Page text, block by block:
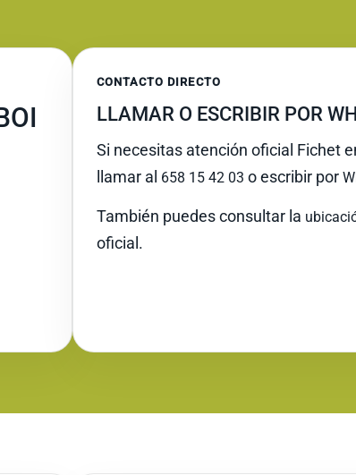
CONTACTO DIRECTO
LLAMAR O ESCRIBIR POR
Si necesitas atención oficial Fichet
llamar al 658 15 42 03 o escribir por
También puedes consultar la
oficial.